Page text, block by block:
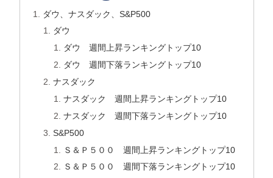
ダウ、ナスダック、S&P500
ダウ
ダウ 週間上昇ランキングトップ10
ダウ 週間下落ランキングトップ10
ナスダック
ナスダック 週間上昇ランキングトップ10
ナスダック 週間下落ランキングトップ10
S&P500
Ｓ＆Ｐ５００ 週間上昇ランキングトップ10
Ｓ＆Ｐ５００ 週間下落ランキングトップ10